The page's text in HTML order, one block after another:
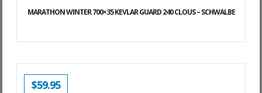
MARATHON WINTER 700×35 KEVLAR GUARD 240 CLOUS – SCHWALBE
$59.95